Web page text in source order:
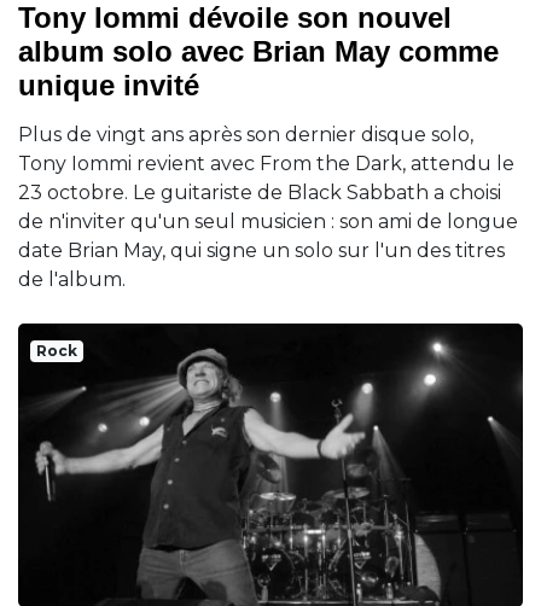
Tony Iommi dévoile son nouvel
album solo avec Brian May comme
unique invité
Plus de vingt ans après son dernier disque solo,
Tony Iommi revient avec From the Dark, attendu le
23 octobre. Le guitariste de Black Sabbath a choisi
de n'inviter qu'un seul musicien : son ami de longue
date Brian May, qui signe un solo sur l'un des titres
de l'album.
Rock